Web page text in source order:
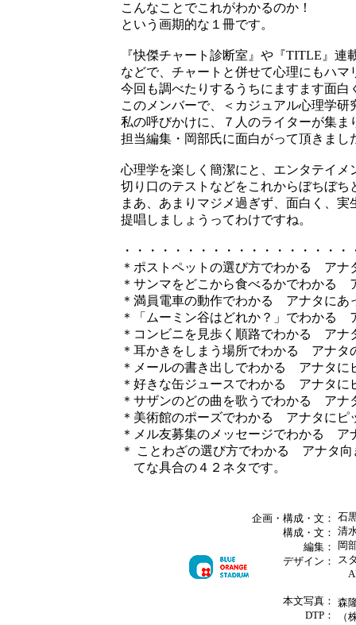
こんなことでこれがわかるのか！
という画期的な１冊です。
『快傑チャート診断室』や『TITLE』連
などで、チャートと併せて心理にもハマ
今回も調べたりするうちにますます面白
このメンバーで、＜カジュアル心理学研
私の呼びかけに、７人のライターが集ま
担当編集・岡部氏に面白がって頂きまし
心理学を楽しく簡潔にと、エンタテイメ
切り口のテストなどをこれからぼちぼち
まあ、あまりマジメ過ぎず、面白く、実
提唱しましょうってわけですね。
・・・・・・・・・・・・・・・・・
＊ポストペットの選び方でわかる アナ
＊サンマをどこから食べるかでわかる
＊満員電車の動作でわかる アナタにあ
＊「ムーミン谷はどれか？」でわかる
＊コンビニを見歩く順路でわかる アナ
＊耳かきをしまう場所でわかる アナタ
＊メールの書き出しでわかる アナタに
＊好きな缶ジュースでわかる アナタに
＊サザンのどの曲を歌うでわかる アナ
＊美術館のポーズでわかる アナタにピ
＊メル友募集のメッセージでわかる ア
＊ ことわざの選び方でわかる アナタ向
てな具合の４２ネタです。
企画・構成・文：
構成・文：
編集：
デザイン：
本文写真：
DTP：
石
清
岡
ス
森
（